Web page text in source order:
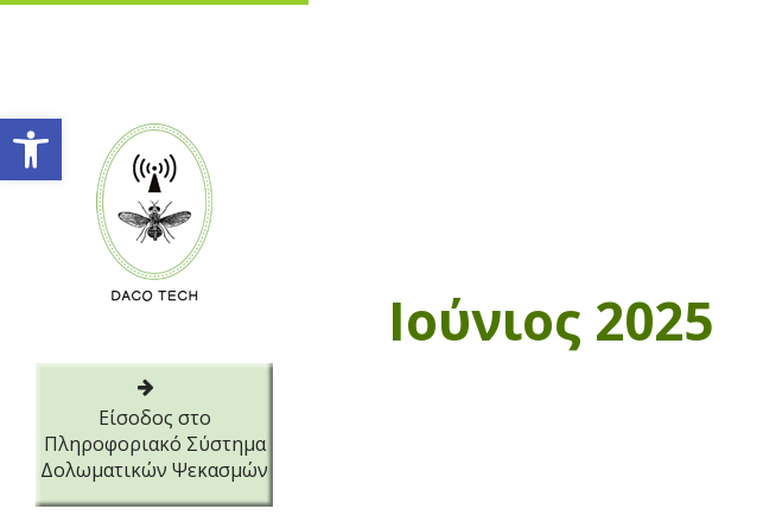
Ανοίξτε τη γραμμή εργαλείων
Είσοδος στο
Πληροφοριακό Σύστημα
Δολωματικών Ψεκασμών
Ιούνιος 2025